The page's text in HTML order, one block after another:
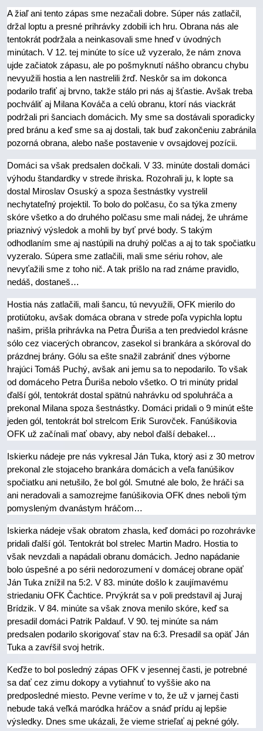
A žiaľ ani tento zápas sme nezačali dobre. Súper nás zatlačil,
držal loptu a presné prihrávky zdobili ich hru. Obrana nás ale
tentokrát podržala a neinkasovali sme hneď v úvodných
minútach. V 12. tej minúte to síce už vyzeralo, že nám znova
ujde začiatok zápasu, ale po pošmyknutí nášho obrancu chybu
nevyužili hostia a len nastrelili žrď. Neskôr sa im dokonca
podarilo trafiť aj brvno, takže stálo pri nás aj šťastie. Avšak treba
pochváliť aj Milana Kováča a celú obranu, ktorí nás viackrát
podržali pri šanciach domácich. My sme sa dostávali sporadicky
pred bránu a keď sme sa aj dostali, tak buď zakončeniu zabránila
pozorná obrana, alebo naše postavenie v ovsajdovej pozícii.
Domáci sa však predsalen dočkali. V 33. minúte dostali domáci
výhodu štandardky v strede ihriska. Rozohrali ju, k lopte sa
dostal Miroslav Osuský a spoza šestnástky vystrelil
nechytateľný projektil. To bolo do polčasu, čo sa týka zmeny
skóre všetko a do druhého polčasu sme mali nádej, že uhráme
priaznivý výsledok a mohli by byť prvé body. S takým
odhodlaním sme aj nastúpili na druhý polčas a aj to tak spočiatku
vyzeralo. Súpera sme zatlačili, mali sme sériu rohov, ale
nevyťažili sme z toho nič. A tak prišlo na rad známe pravidlo,
nedáš, dostaneš…
Hostia nás zatlačili, mali šancu, tú nevyužili, OFK mierilo do
protiútoku, avšak domáca obrana v strede poľa vypichla loptu
našim, prišla prihrávka na Petra Ďuriša a ten predviedol krásne
sólo cez viacerých obrancov, zasekol si brankára a skóroval do
prázdnej brány. Gólu sa ešte snažil zabrániť dnes výborne
hrajúci Tomáš Puchý, avšak ani jemu sa to nepodarilo. To však
od domáceho Petra Ďuriša nebolo všetko. O tri minúty pridal
ďalší gól, tentokrát dostal spätnú nahrávku od spoluhráča a
prekonal Milana spoza šestnástky. Domáci pridali o 9 minút ešte
jeden gól, tentokrát bol strelcom Erik Surovček. Fanúšikovia
OFK už začínali mať obavy, aby nebol ďalší debakel…
Iskierku nádeje pre nás vykresal Ján Tuka, ktorý asi z 30 metrov
prekonal zle stojaceho brankára domácich a veľa fanúšikov
spočiatku ani netušilo, že bol gól. Smutné ale bolo, že hráči sa
ani neradovali a samozrejme fanúšikovia OFK dnes neboli tým
pomysleným dvanástym hráčom…
Iskierka nádeje však obratom zhasla, keď domáci po rozohrávke
pridali ďalší gól. Tentokrát bol strelec Martin Madro. Hostia to
však nevzdali a napádali obranu domácich. Jedno napádanie
bolo úspešné a po sérii nedorozumení v domácej obrane opäť
Ján Tuka znížil na 5:2. V 83. minúte došlo k zaujímavému
striedaniu OFK Čachtice. Prvýkrát sa v poli predstavil aj Juraj
Brídzik. V 84. minúte sa však znova menilo skóre, keď sa
presadil domáci Patrik Paldauf. V 90. tej minúte sa nám
predsalen podarilo skorigovať stav na 6:3. Presadil sa opäť Ján
Tuka a zavŕšil svoj hetrik.
Keďže to bol posledný zápas OFK v jesennej časti, je potrebné
sa dať cez zimu dokopy a vytiahnuť to vyššie ako na
predposledné miesto. Pevne veríme v to, že už v jarnej časti
nebude taká veľká maródka hráčov a snáď prídu aj lepšie
výsledky. Dnes sme ukázali, že vieme strieľať aj pekné góly.